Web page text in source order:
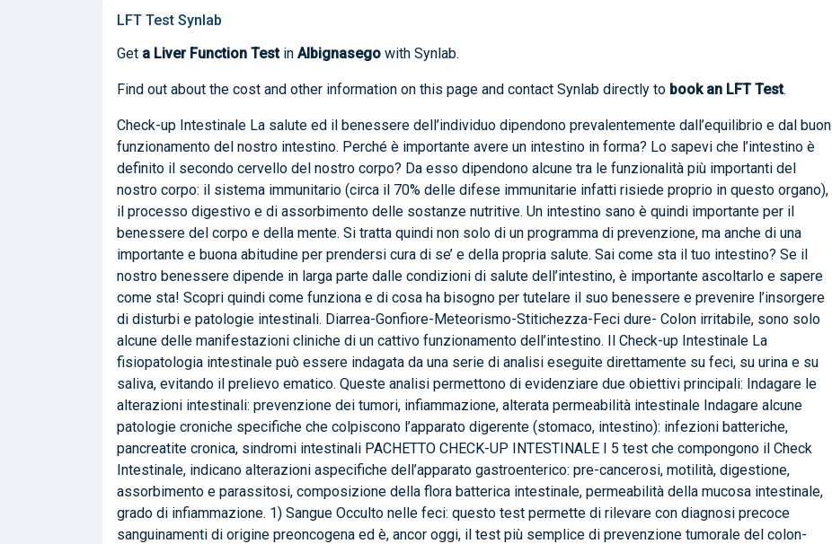
LFT Test Synlab
Get a Liver Function Testin Albignasego with Synlab.
Find out about the cost and other information on this page and contact Synlab directly to book an LFT Test.
Check-up Intestinale La salute ed il benessere dell’individuo dipendono prevalentemente dall’equilibrio e dal buon
funzionamento del nostro intestino. Perché è importante avere un intestino in forma? Lo sapevi che l’intestino è
definito il secondo cervello del nostro corpo? Da esso dipendono alcune tra le funzionalità più importanti del
nostro corpo: il sistema immunitario (circa il 70% delle difese immunitarie infatti risiede proprio in questo organo),
il processo digestivo e di assorbimento delle sostanze nutritive. Un intestino sano è quindi importante per il
benessere del corpo e della mente. Si tratta quindi non solo di un programma di prevenzione, ma anche di una
importante e buona abitudine per prendersi cura di se’ e della propria salute. Sai come sta il tuo intestino? Se il
nostro benessere dipende in larga parte dalle condizioni di salute dell’intestino, è importante ascoltarlo e sapere
come sta! Scopri quindi come funziona e di cosa ha bisogno per tutelare il suo benessere e prevenire l’insorgere
di disturbi e patologie intestinali. Diarrea-Gonfiore-Meteorismo-Stitichezza-Feci dure- Colon irritabile, sono solo
alcune delle manifestazioni cliniche di un cattivo funzionamento dell’intestino. Il Check-up Intestinale La
fisiopatologia intestinale può essere indagata da una serie di analisi eseguite direttamente su feci, su urina e su
saliva, evitando il prelievo ematico. Queste analisi permettono di evidenziare due obiettivi principali: Indagare le
alterazioni intestinali: prevenzione dei tumori, infiammazione, alterata permeabilità intestinale Indagare alcune
patologie croniche specifiche che colpiscono l’apparato digerente (stomaco, intestino): infezioni batteriche,
pancreatite cronica, sindromi intestinali PACHETTO CHECK-UP INTESTINALE I 5 test che compongono il Check
Intestinale, indicano alterazioni aspecifiche dell’apparato gastroenterico: pre-cancerosi, motilità, digestione,
assorbimento e parassitosi, composizione della flora batterica intestinale, permeabilità della mucosa intestinale,
grado di infiammazione. 1) Sangue Occulto nelle feci: questo test permette di rilevare con diagnosi precoce
sanguinamenti di origine preoncogena ed è, ancor oggi, il test più semplice di prevenzione tumorale del colon-